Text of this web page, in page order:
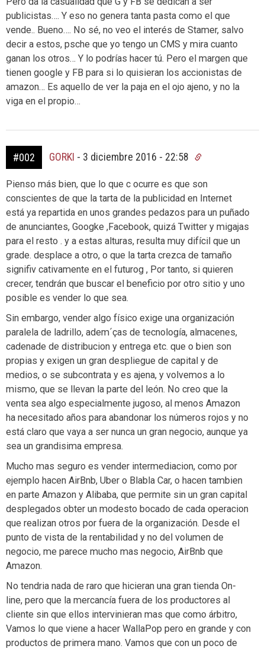
publicistas…. Y eso no genera tanta pasta como el que
vende.. Bueno…. No sé, no veo el interés de Stamer, salvo
decir a estos, psche que yo tengo un CMS y mira cuanto
ganan los otros… Y lo podrías hacer tú. Pero el margen que
tienen google y FB para si lo quisieran los accionistas de
amazon… Es aquello de ver la paja en el ojo ajeno, y no la
viga en el propio…
#002 GORKI - 3 diciembre 2016 - 22:58
Pienso más bien, que lo que c ocurre es que son
conscientes de que la tarta de la publicidad en Internet
está ya repartida en unos grandes pedazos para un puñado
de anunciantes, Googke ,Facebook, quizá Twitter y migajas
para el resto . y a estas alturas, resulta muy difícil que un
grade. desplace a otro, o que la tarta crezca de tamaño
signifiv cativamente en el futurog , Por tanto, si quieren
crecer, tendrán que buscar el beneficio por otro sitio y uno
posible es vender lo que sea.
Sin embargo, vender algo físico exige una organización
paralela de ladrillo, adem´ças de tecnología, almacenes,
cadenade de distribucion y entrega etc. que o bien son
propias y exigen un gran despliegue de capital y de
medios, o se subcontrata y es ajena, y volvemos a lo
mismo, que se llevan la parte del león. No creo que la
venta sea algo especialmente jugoso, al menos Amazon
ha necesitado años para abandonar los números rojos y no
está claro que vaya a ser nunca un gran negocio, aunque ya
sea un grandisima empresa.
Mucho mas seguro es vender intermediacion, como por
ejemplo hacen AirBnb, Uber o Blabla Car, o hacen tambien
en parte Amazon y Alibaba, que permite sin un gran capital
desplegados obter un modesto bocado de cada operacion
que realizan otros por fuera de la organización. Desde el
punto de vista de la rentabilidad y no del volumen de
negocio, me parece mucho mas negocio, AirBnb que
Amazon.
No tendria nada de raro que hicieran una gran tienda On-
line, pero que la mercancía fuera de los productores al
cliente sin que ellos intervinieran mas que como árbitro,
Vamos lo que viene a hacer WallaPop pero en grande y con
productos de primera mano. Vamos que con un poco de